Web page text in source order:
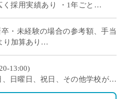
く採用実績あり ・1年ごとに
を多数擁しながら […]
・未経験の場合の参考額、手当
加算あり
あり)：約660万円
及び子２人)：約860万円
及び子２人)：約940万円
13:00)
日曜日、祝日、その他学校が定